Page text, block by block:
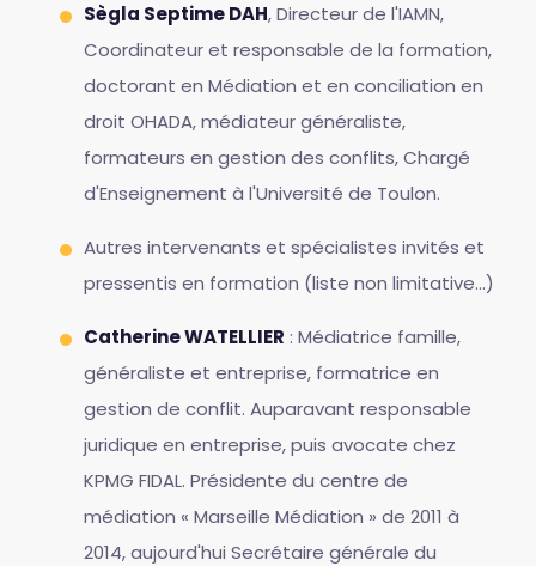
Sègla Septime DAH, Directeur de l'IAMN,
Coordinateur et responsable de la formation,
doctorant en Médiation et en conciliation en
droit OHADA, médiateur généraliste,
formateurs en gestion des conflits, Chargé
d'Enseignement à l'Université de Toulon.
Autres intervenants et spécialistes invités et
pressentis en formation (liste non limitative...)
Catherine WATELLIER : Médiatrice famille,
généraliste et entreprise, formatrice en
gestion de conflit. Auparavant responsable
juridique en entreprise, puis avocate chez
KPMG FIDAL. Présidente du centre de
médiation « Marseille Médiation » de 2011 à
2014, aujourd'hui Secrétaire générale du